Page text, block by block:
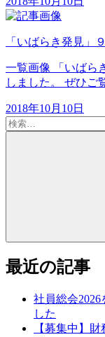
「いばらき発見」
一覧画像 「いばら
しました。 ぜひ
2018年10月10日
検
索:
最近の記事
社員総会
した
【募集中】